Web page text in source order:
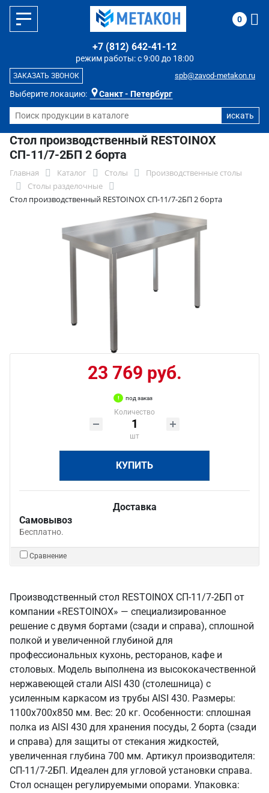
Выберите локацию: Санкт - Петербург
режим работы: с 9:00 до 18:00
+7 (812) 642-41-12
spb@zavod-metakon.ru
ЗАКАЗАТЬ ЗВОНОК
0
Стол производственный RESTOINOX
СП-11/7-2БП 2 борта
Главная Каталог Столы
Производственные столы
Столы разделочные
Стол производственный RESTOINOX СП-11/7-2БП 2 борта
23 769 руб.
под заказ
Количество
шт
КУПИТЬ
Доставка
Самовывоз
Бесплатно.
Сравнение
Производственный стол RESTOINOX СП-11/7-2БП от
компании «RESTOINOX» — специализированное
решение с двумя бортами (сзади и справа), сплошной
полкой и увеличенной глубиной для
профессиональных кухонь, ресторанов, кафе и
столовых. Модель выполнена из высококачественной
нержавеющей стали AISI 430 (столешница) с
усиленным каркасом из трубы AISI 430. Размеры:
1100x700x850 мм. Вес: 20 кг. Особенности: сплошная
полка из AISI 430 для хранения посуды, 2 борта (сзади
и справа) для защиты от стекания жидкостей,
увеличенная глубина 700 мм. Артикул производителя:
СП-11/7-2БП. Идеален для угловой установки справа.
Стол оснащен регулируемыми опорами. Упаковка: